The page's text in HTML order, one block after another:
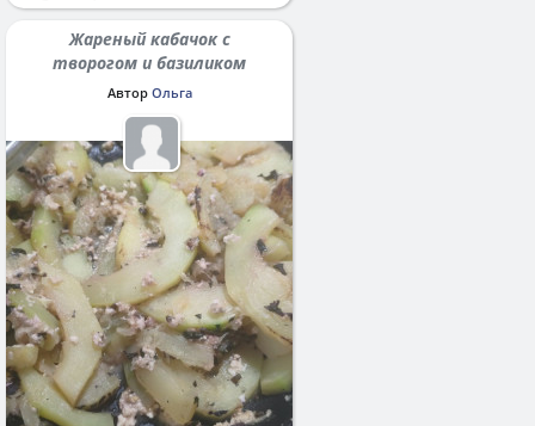
Жареный кабачок с
творогом и базиликом
Автор Ольга